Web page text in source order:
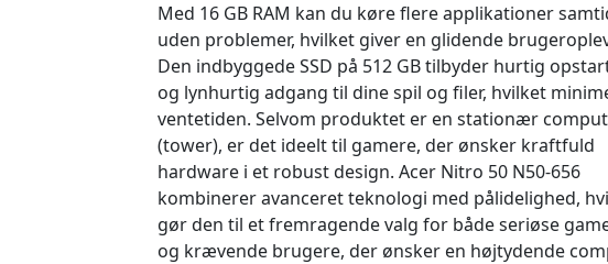
Med 16 GB RAM kan du køre flere applikationer
uden problemer, hvilket giver en glidende
Den indbyggede SSD på 512 GB tilbyder hurtig
og lynhurtig adgang til dine spil og filer, hvilket
ventetiden. Selvom produktet er en stationær
(tower), er det ideelt til gamere, der ønsker kraftfuld
hardware i et robust design. Acer Nitro 50 N50-656
kombinerer avanceret teknologi med pålidelighed,
gør den til et fremragende valg for både seriøse
og krævende brugere, der ønsker en højtydende